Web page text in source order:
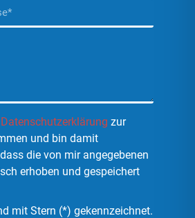
Datenschutzerklärung zur
und bin damit
die von mir angegebenen
erhoben und gespeichert
mit Stern (*) gekennzeichnet.